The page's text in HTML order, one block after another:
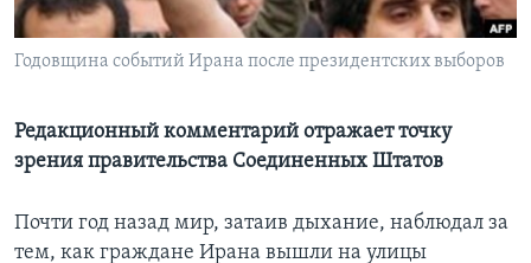
Learning English
Языки
Годовщина событий Ирана после президентских выборов
Редакционный комментарий отражает точку
зрения правительства Соединенных Штатов
Почти год назад мир, затаив дыхание, наблюдал за
тем, как граждане Ирана вышли на улицы